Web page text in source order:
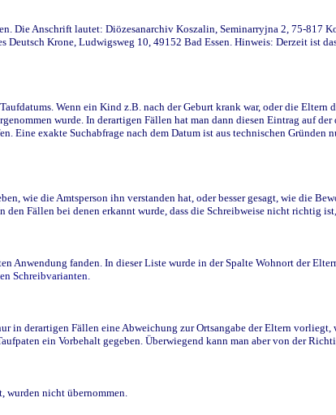
Anschrift lautet: Diözesanarchiv Koszalin, Seminarryjna 2, 75-817
Krone, Ludwigsweg 10, 49152 Bad Essen. Hinweis: Derzeit ist
Wenn ein Kind z.B. nach der Geburt krank war, oder die Eltern
wurde. In derartigen Fällen hat man dann diesen Eintrag auf
exakte Suchabfrage nach dem Datum ist aus technischen Gründen
wie die Amtsperson ihn verstanden hat, oder besser gesagt, wie die
Fällen bei denen erkannt wurde, dass die Schreibweise nicht richtig
fanden. In dieser Liste wurde in der Spalte Wohnort der
Schreibvarianten.
in derartigen Fällen eine Abweichung zur Ortsangabe der Eltern
ein Vorbehalt gegeben. Überwiegend kann man aber von der
wurden nicht übernommen.